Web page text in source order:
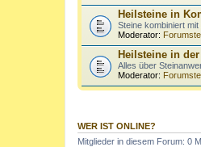
Heilsteine in
Steine kombiniert
Moderator:
Heilsteine in
Alles über
Moderator:
WER IST ONLINE?
Mitglieder in diesem Forum: 0